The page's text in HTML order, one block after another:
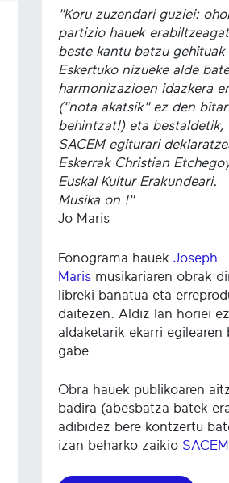
"Koru zuzendari guziei:
partizio hauek
beste kantu batzu gehituak
Eskertuko nizueke alde
harmonizazioen idazkera
("nota akatsik" ez den
behintzat!) eta bestaldetik,
SACEM egiturari
Eskerrak Christian
Euskal Kultur Erakundeari.
Musika on !"
Jo Maris
Fonograma hauek Joseph
Maris musikariaren obrak
libreki banatua eta
daitezen. Aldiz lan horiei
aldaketarik ekarri egilearen
gabe.
Obra hauek publikoaren
badira (abesbatza batek
adibidez bere kontzertu
izan beharko zaikio SACEM